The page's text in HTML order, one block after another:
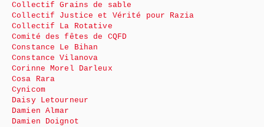
Collectif Grains de sable
Collectif Justice et Vérité pour Razia
Collectif La Rotative
Comité des fêtes de CQFD
Constance Le Bihan
Constance Vilanova
Corinne Morel Darleux
Cosa Rara
Cynicom
Daisy Letourneur
Damien Almar
Damien Doignot